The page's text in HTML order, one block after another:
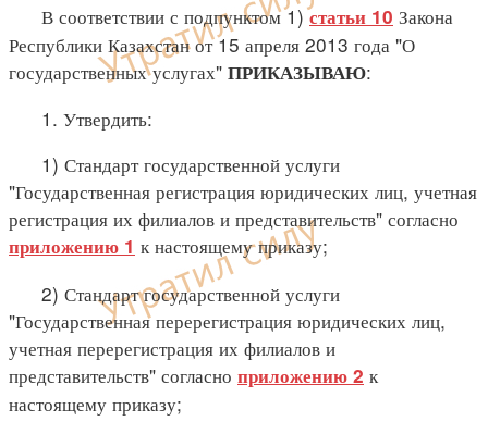
В соответствии с подпунктом 1)статьи 10 Закона
Республики Казахстан от 15 апреля 2013 года "О
государственных услугах" ПРИКАЗЫВАЮ:
1. Утвердить:
1) Стандарт государственной услуги
"Государственная регистрация юридических лиц, учетная
регистрация их филиалов и представительств" согласно
приложению 1 к настоящему приказу;
2) Стандарт государственной услуги
"Государственная перерегистрация юридических лиц,
учетная перерегистрация их филиалов и
представительств" согласно приложению 2 к
настоящему приказу;